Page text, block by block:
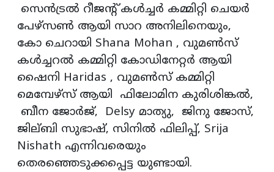
സെൻട്രൽ റീജന്റ് കൾച്ചർ കമ്മിറ്റി ചെയർ
പേഴ്സൺ ആയി സാറ അനിലിനെയും,
കോ ചെറായി Shana Mohan , വുമൺസ്
കൾച്ചറൽ കമ്മിറ്റി കോഡിനേറ്റർ ആയി
ഷൈനി Haridas , വുമൺസ് കമ്മിറ്റി
മെമ്പേഴ്സ് ആയി ഫിലോമിന കുരിശിങ്കൽ,
ബീന ജോർജ്, Delsy മാത്യു, ജിനു ജോസ്,
ജില്ബി സുഭാഷ്, സിനിൽ ഫിലിപ്പ്, Srija
Nishath എന്നിവരെയും
തെരഞ്ഞെടുക്കപ്പെട്ട യുണ്ടായി.